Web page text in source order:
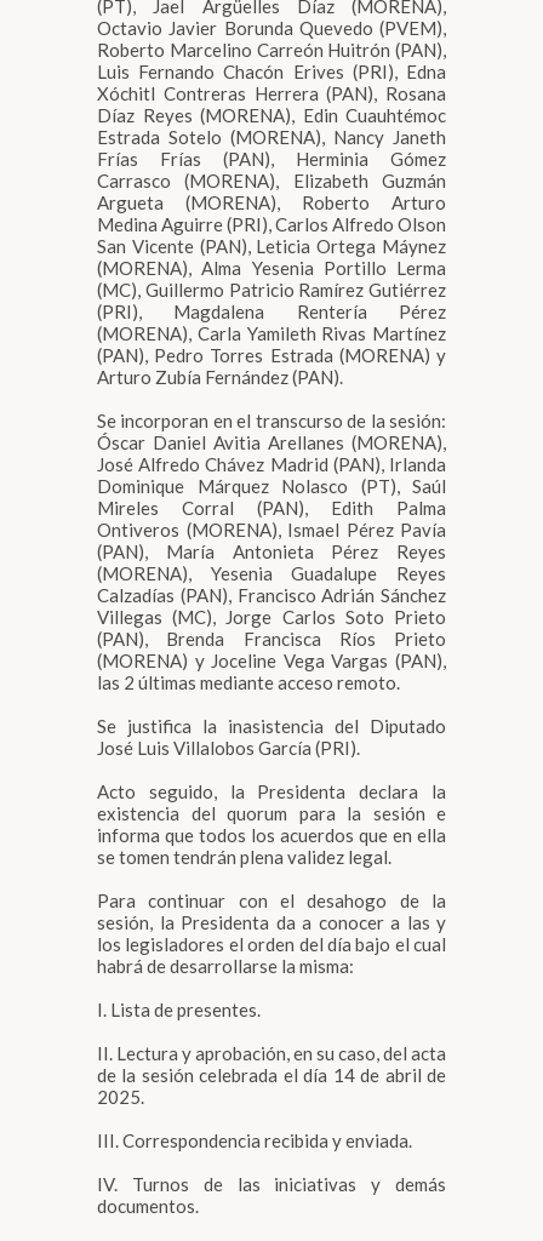
(PT), Jael Argüelles Díaz (MORENA),
Octavio Javier Borunda Quevedo (PVEM),
Roberto Marcelino Carreón Huitrón (PAN),
Luis Fernando Chacón Erives (PRI), Edna
Xóchitl Contreras Herrera (PAN), Rosana
Díaz Reyes (MORENA), Edin Cuauhtémoc
Estrada Sotelo (MORENA), Nancy Janeth
Frías Frías (PAN), Herminia Gómez
Carrasco (MORENA), Elizabeth Guzmán
Argueta (MORENA), Roberto Arturo
Medina Aguirre (PRI), Carlos Alfredo Olson
San Vicente (PAN), Leticia Ortega Máynez
(MORENA), Alma Yesenia Portillo Lerma
(MC), Guillermo Patricio Ramírez Gutiérrez
(PRI), Magdalena Rentería Pérez
(MORENA), Carla Yamileth Rivas Martínez
(PAN), Pedro Torres Estrada (MORENA) y
Arturo Zubía Fernández (PAN).
Se incorporan en el transcurso de la sesión:
Óscar Daniel Avitia Arellanes (MORENA),
José Alfredo Chávez Madrid (PAN), Irlanda
Dominique Márquez Nolasco (PT), Saúl
Mireles Corral (PAN), Edith Palma
Ontiveros (MORENA), Ismael Pérez Pavía
(PAN), María Antonieta Pérez Reyes
(MORENA), Yesenia Guadalupe Reyes
Calzadías (PAN), Francisco Adrián Sánchez
Villegas (MC), Jorge Carlos Soto Prieto
(PAN), Brenda Francisca Ríos Prieto
(MORENA) y Joceline Vega Vargas (PAN),
las 2 últimas mediante acceso remoto.
Se justifica la inasistencia del Diputado
José Luis Villalobos García (PRI).
Acto seguido, la Presidenta declara la
existencia del quorum para la sesión e
informa que todos los acuerdos que en ella
se tomen tendrán plena validez legal.
Para continuar con el desahogo de la
sesión, la Presidenta da a conocer a las y
los legisladores el orden del día bajo el cual
habrá de desarrollarse la misma:
I. Lista de presentes.
II. Lectura y aprobación, en su caso, del acta
de la sesión celebrada el día 14 de abril de
2025.
III. Correspondencia recibida y enviada.
IV. Turnos de las iniciativas y demás
documentos.